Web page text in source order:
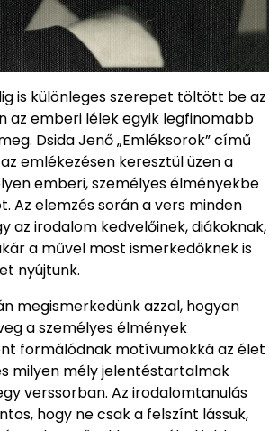
is különleges szerepet töltött be az
az emberi lélek egyik legfinomabb
Dsida Jenő „Emléksorok” című
emlékezésen keresztül üzen a
emberi, személyes élményekbe
Az elemzés során a vers minden
az irodalom kedvelőinek, diákoknak,
a művel most ismerkedőknek is
nyújtunk.
megismerkedünk azzal, hogyan
a személyes élmények
formálódnak motívumokká az élet
milyen mély jelentéstartalmak
verssorban. Az irodalomtanulás
hogy ne csak a felszínt lássuk,